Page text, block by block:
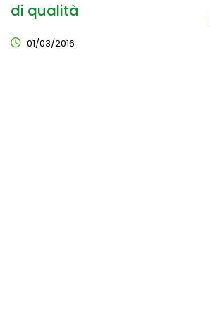
di qualità
01/03/2016